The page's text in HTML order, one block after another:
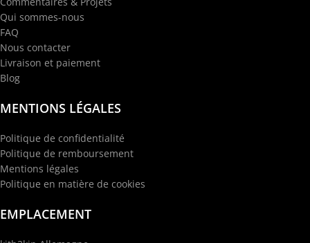
Qui sommes-nous
FAQ
Nous contacter
Livraison et paiement
Blog
MENTIONS LÉGALES
Politique de confidentialité
Politique de remboursement
Mentions légales
Politique en matière de cookies
EMPLACEMENT